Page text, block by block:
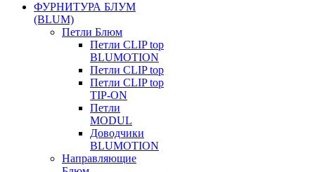
ФУРНИТУРА БЛУМ
(BLUM)
Петли Блюм
Петли CLIP top
BLUMOTION
Петли CLIP top
Петли CLIP top
TIP-ON
Петли
MODUL
Доводчики
BLUMOTION
Направляющие